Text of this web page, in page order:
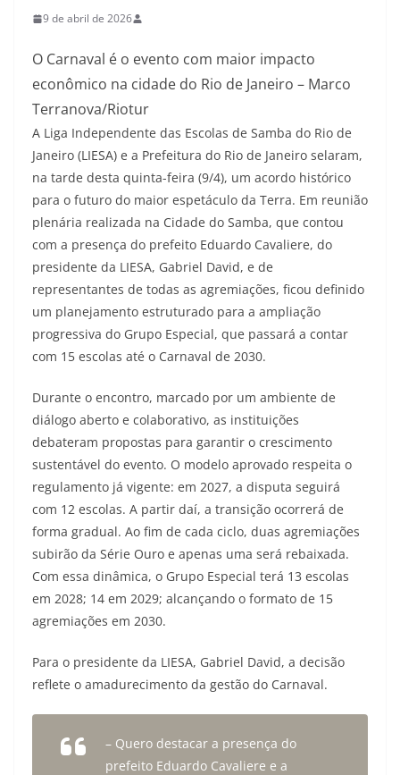
9 de abril de 2026
O Carnaval é o evento com maior impacto
econômico na cidade do Rio de Janeiro – Marco
Terranova/Riotur
A Liga Independente das Escolas de Samba do Rio de
Janeiro (LIESA) e a Prefeitura do Rio de Janeiro selaram,
na tarde desta quinta-feira (9/4), um acordo histórico
para o futuro do maior espetáculo da Terra. Em reunião
plenária realizada na Cidade do Samba, que contou
com a presença do prefeito Eduardo Cavaliere, do
presidente da LIESA, Gabriel David, e de
representantes de todas as agremiações, ficou definido
um planejamento estruturado para a ampliação
progressiva do Grupo Especial, que passará a contar
com 15 escolas até o Carnaval de 2030.
Durante o encontro, marcado por um ambiente de
diálogo aberto e colaborativo, as instituições
debateram propostas para garantir o crescimento
sustentável do evento. O modelo aprovado respeita o
regulamento já vigente: em 2027, a disputa seguirá
com 12 escolas. A partir daí, a transição ocorrerá de
forma gradual. Ao fim de cada ciclo, duas agremiações
subirão da Série Ouro e apenas uma será rebaixada.
Com essa dinâmica, o Grupo Especial terá 13 escolas
em 2028; 14 em 2029; alcançando o formato de 15
agremiações em 2030.
Para o presidente da LIESA, Gabriel David, a decisão
reflete o amadurecimento da gestão do Carnaval.
– Quero destacar a presença do
prefeito Eduardo Cavaliere e a